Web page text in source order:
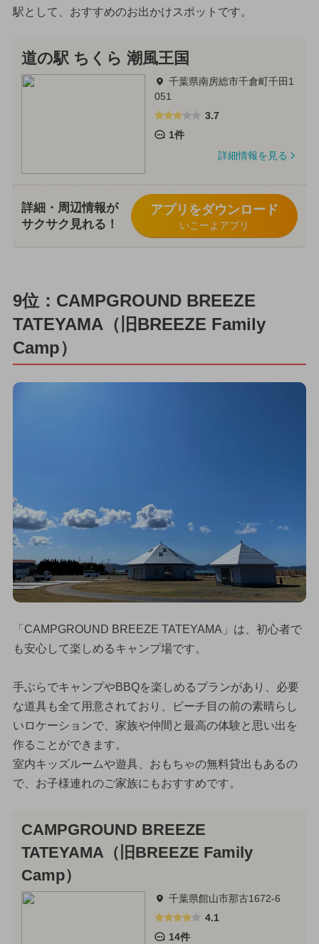
駅として、おすすめのお出かけスポットです。
道の駅 ちくら 潮風王国
千葉県南房総市千倉町千田1
051
3.7
1件
詳細情報を見る
詳細・周辺情報が
サクサク見れる！
アプリをダウンロード
いこーよアプリ
9位：CAMPGROUND BREEZE
TATEYAMA（旧BREEZE Family
Camp）
「CAMPGROUND BREEZE TATEYAMA」は、初心者で
も安心して楽しめるキャンプ場です。
手ぶらでキャンプやBBQを楽しめるプランがあり、必要
な道具も全て用意されており、ビーチ目の前の素晴らし
いロケーションで、家族や仲間と最高の体験と思い出を
作ることができます。
室内キッズルームや遊具、おもちゃの無料貸出もあるの
で、お子様連れのご家族にもおすすめです。
CAMPGROUND BREEZE
TATEYAMA（旧BREEZE Family
Camp）
千葉県館山市那古1672-6
4.1
14件